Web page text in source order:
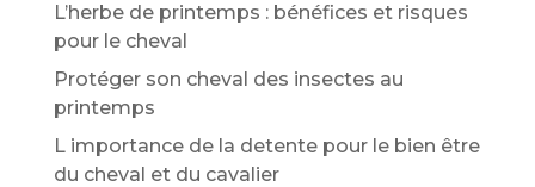
L’herbe de printemps : bénéfices et risques
pour le cheval
Protéger son cheval des insectes au
printemps
L importance de la detente pour le bien être
du cheval et du cavalier